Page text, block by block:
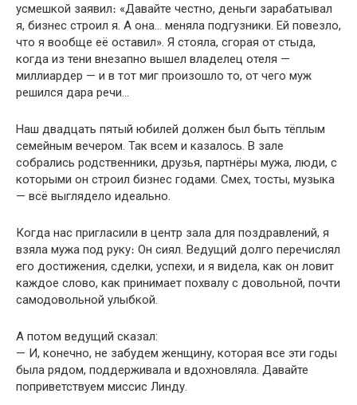
усмешкой заявил։ «Давайте честно, деньги зарабатывал
я, бизнес строил я. А она… меняла подгузники. Ей повезло,
что я вообще её оставил». Я стояла, сгорая от стыда,
когда из тени внезапно вышел владелец отеля —
миллиардер — и в тот миг произошло то, от чего муж
решился дара речи…
Наш двадцать пятый юбилей должен был быть тёплым
семейным вечером. Так всем и казалось. В зале
собрались родственники, друзья, партнёры мужа, люди, с
которыми он строил бизнес годами. Смех, тосты, музыка
— всё выглядело идеально.
Когда нас пригласили в центр зала для поздравлений, я
взяла мужа под руку։ Он сиял. Ведущий долго перечислял
его достижения, сделки, успехи, и я видела, как он ловит
каждое слово, как принимает похвалу с довольной, почти
самодовольной улыбкой.
А потом ведущий сказал:
— И, конечно, не забудем женщину, которая все эти годы
была рядом, поддерживала и вдохновляла. Давайте
поприветствуем миссис Линду.